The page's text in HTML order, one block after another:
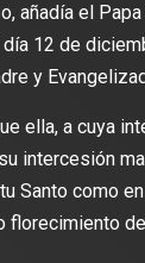
añadía el
12 de
y
ella, a cuya
intercesión
Santo como
florecimiento